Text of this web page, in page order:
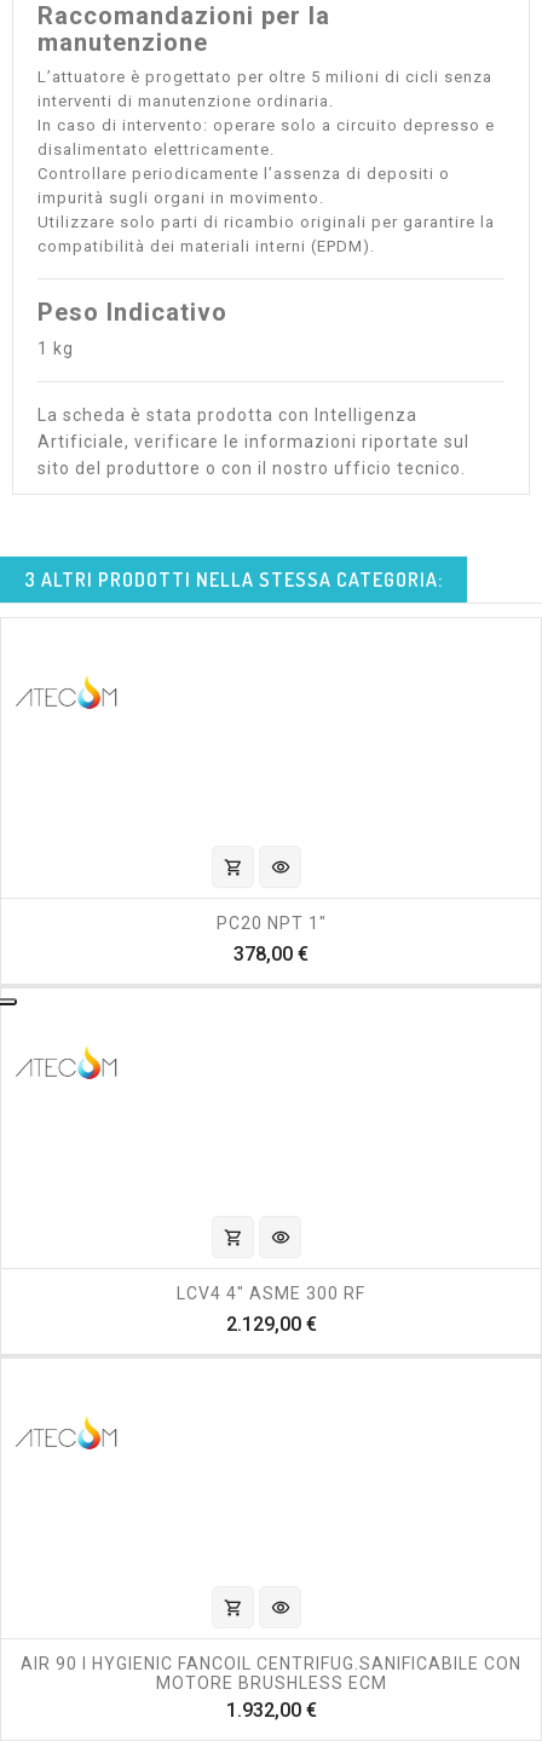
Raccomandazioni per la
manutenzione
L’attuatore è progettato per oltre 5 milioni di cicli senza
interventi di manutenzione ordinaria.
In caso di intervento: operare solo a circuito depresso e
disalimentato elettricamente.
Controllare periodicamente l’assenza di depositi o
impurità sugli organi in movimento.
Utilizzare solo parti di ricambio originali per garantire la
compatibilità dei materiali interni (EPDM).
Peso Indicativo
1 kg
La scheda è stata prodotta con Intelligenza
Artificiale, verificare le informazioni riportate sul
sito del produttore o con il nostro ufficio tecnico.
3 ALTRI PRODOTTI NELLA STESSA CATEGORIA:
shopping_cart visibility
PC20 NPT 1"
378,00 €Prezzo
shopping_cart visibility
LCV4 4" ASME 300 RF
2.129,00 €Prezzo
shopping_cart visibility
AIR 90 I HYGIENIC FANCOIL CENTRIFUG.SANIFICABILE CON
MOTORE BRUSHLESS ECM
1.932,00 €Prezzo